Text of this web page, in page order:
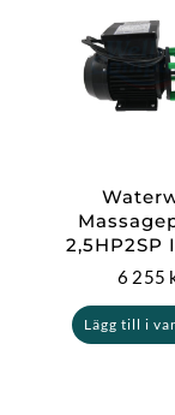
2,5HP2SP
6 255
Lägg till i